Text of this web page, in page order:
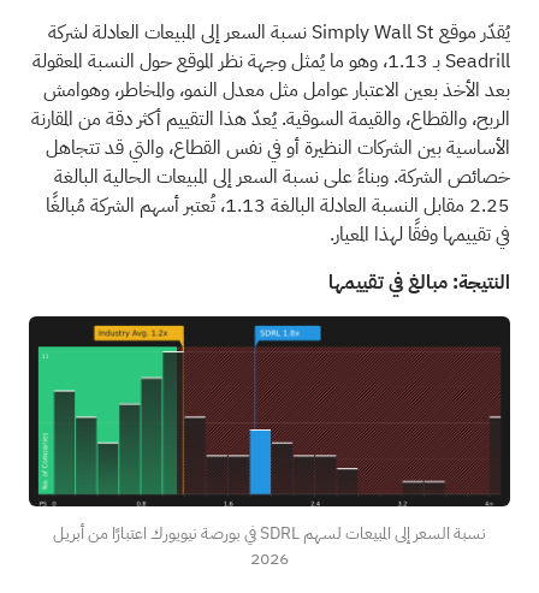
يُقدّر موقع Simply Wall St نسبة السعر إلى المبيعات العادلة لشركة
Seadrill بـ 1.13، وهو ما يُمثل وجهة نظر الموقع حول النسبة المعقولة
بعد الأخذ بعين الاعتبار عوامل مثل معدل النمو، والمخاطر، وهوامش
الربح، والقطاع، والقيمة السوقية. يُعدّ هذا التقييم أكثر دقة من المقارنة
الأساسية بين الشركات النظيرة أو في نفس القطاع، والتي قد تتجاهل
خصائص الشركة. وبناءً على نسبة السعر إلى المبيعات الحالية البالغة
2.25 مقابل النسبة العادلة البالغة 1.13، تُعتبر أسهم الشركة مُبالغًا
في تقييمها وفقًا لهذا المعيار.
النتيجة: مبالغ في تقييمها
نسبة السعر إلى المبيعات لسهم SDRL في بورصة نيويورك اعتبارًا من أبريل
2026